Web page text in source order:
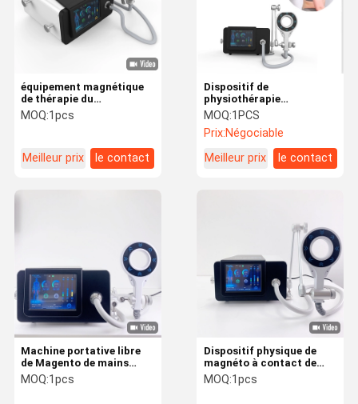
Dispositif de
physiothérapie
d'ostéoarthrite
d'impulsion
électromagnétique de
machine de thérapie de
magnéto à Rosh
MOQ:1PCS
Prix:Négociable
Meilleur prix
le contact
équipement magnétique
de thérapie du
soulagement de la
douleur 100khz musculo-
MOQ:1pcs
Meilleur prix le contact
Dispositif physique de
magnéto à contact de
thérapie de transduction
libre de machine
MOQ:1pcs
Machine portative libre
de Magento de mains
physio- pour la douleur
lombo-sacrée d'Injuiry de
MOQ:1pcs